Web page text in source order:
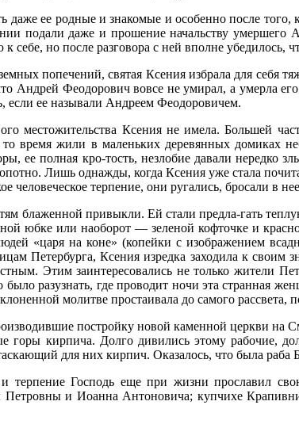
даже ее родные и знакомые и особенно после
подали даже и прошение начальству умершего
себе, но после разговора с ней вполне
попечений, святая Ксения избрала для себя
Андрей Феодорович вовсе не умирал, а умерла
если ее называли Андреем Феодоровичем.
местожительства Ксения не имела. Большей
время жили в маленьких деревянных домиках
ее полная кро-тость, незлобие давали
Лишь однажды, когда Ксения уже стала
человеческое терпение, они ругались, бросали
блаженной привыкли. Ей стали предла-гать
юбке или наоборот — зеленой кофточке и
«царя на коне» (копейки с изображением
Петербурга, Ксения изредка заходила к своим
Этим заинтересовались не только жители
разузнать, где проводит ночи эта странная
молитве простаивала до самого
постройку новой каменной церкви на
горы кирпича. Долго дивились этому рабочие,
для них кирпич. Оказалось, что была раба
терпение Господь еще при жизни прославил
и Иоанна Антоновича; купчихе